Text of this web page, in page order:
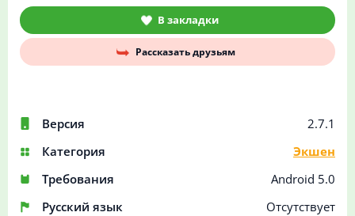
Версия
2.7.1
Категория
Экшен
Требования
Android 5.0
Русский язык
Отсутствует
В закладки
Рассказать друзьям